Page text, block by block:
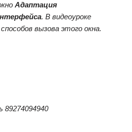
Адаптация
. В видеоуроке
вызова этого окна.
89274094940